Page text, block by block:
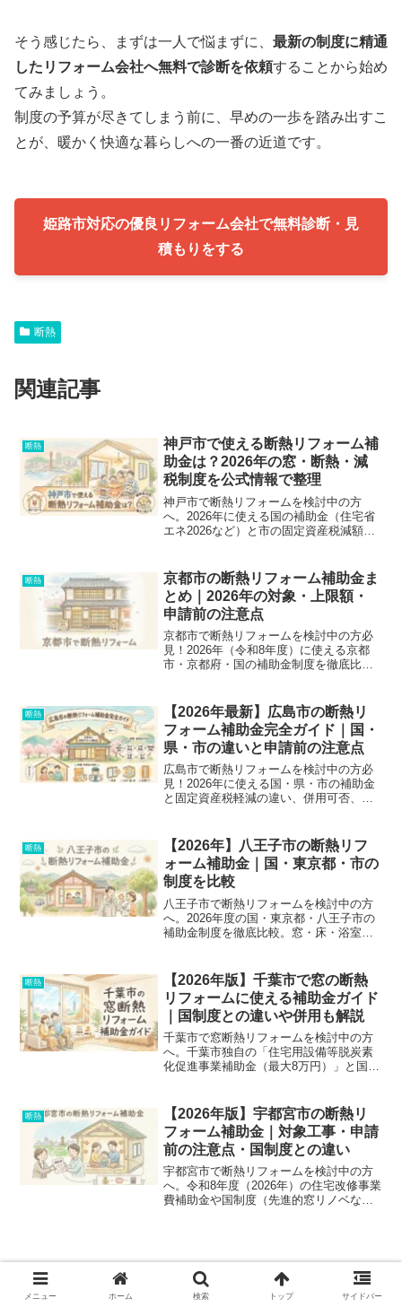
そう感じたら、まずは一人で悩まずに、 最新の制度に精通
したリフォーム会社へ無料で診断を依頼することから始め
てみましょう。
制度の予算が尽きてしまう前に、早めの一歩を踏み出すこ
とが、暖かく快適な暮らしへの一番の近道です。
姫路市対応の優良リフォーム会社で無料診断・見
積もりをする
断熱
関連記事
断熱
神戸市で使える断熱リフォーム補
助金は？2026年の窓・断熱・減
税制度を公式情報で整理
神戸市で断熱リフォームを検討中の方
へ。2026年に使える国の補助金（住宅省
エネ2026など）と市の固定資産税減額制
ストも公開中です。
断熱
京都市の断熱リフォーム補助金ま
とめ｜2026年の対象・上限額・
申請前の注意点
京都市で断熱リフォームを検討中の方必
見！2026年（令和8年度）に使える京都
市・京都府・国の補助金制度を徹底比
「着工前申請」のルールなどを分かりや
すく解説します。補助金で損をしないた
めの業者選びのポイントも紹介。
断熱
【2026年最新】広島市の断熱リ
フォーム補助金完全ガイド｜国・
県・市の違いと申請前の注意点
広島市で断熱リフォームを検討中の方必
見！2026年に使える国・県・市の補助金
と固定資産税軽減の違い、併用可否、申
取り逃しを防ぎましょう。
断熱
【2026年】八王子市の断熱リフ
ォーム補助金｜国・東京都・市の
制度を比較
八王子市で断熱リフォームを検討中の方
へ。2026年度の国・東京都・八王子市の
補助金制度を徹底比較。窓・床・浴室な
やすく解説します。
断熱
【2026年版】千葉市で窓の断熱
リフォームに使える補助金ガイド
｜国制度との違いや併用も解説
千葉市で窓断熱リフォームを検討中の方
へ。千葉市独自の「住宅用設備等脱炭素
化促進事業補助金（最大8万円）」と国の
底解説。失敗しないための業者選びのポ
イントも紹介します。
断熱
【2026年版】宇都宮市の断熱リ
フォーム補助金｜対象工事・申請
前の注意点・国制度との違い
宇都宮市で断熱リフォームを検討中の方
へ。令和8年度（2026年）の住宅改修事業
費補助金や国制度（先進的窓リノベな
クリストも公開中です。
【2026年】八王子市の断熱リフォーム補
メニュー ホーム 検索 トップ サイドバー